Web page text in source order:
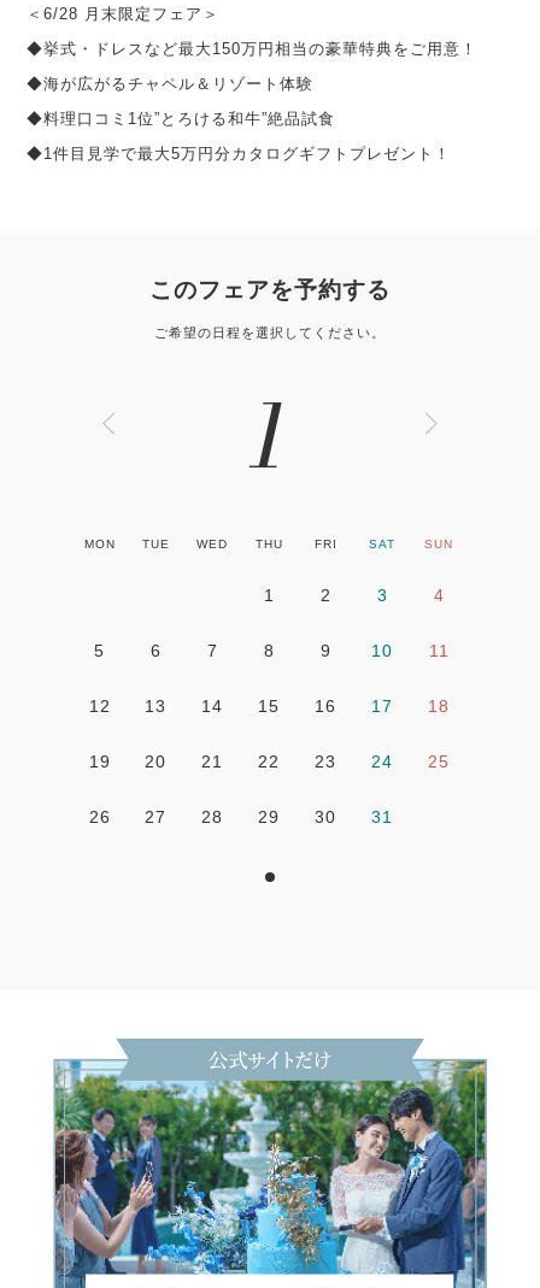
＜6/28 月末限定フェア＞
◆挙式・ドレスなど最大150万円相当の豪華特典をご用意！
◆海が広がるチャペル＆リゾート体験
◆料理口コミ1位”とろける和牛”絶品試食
◆1件目見学で最大5万円分カタログギフトプレゼント！
このフェアを予約する
ご希望の日程を選択してください。
1
MON TUE WED THU FRI SAT SUN
1 2 3 4
5 6 7 8 9 10 11
12 13 14 15 16 17 18
19 20 21 22 23 24 25
26 27 28 29 30 31